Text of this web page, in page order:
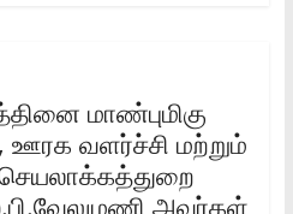
மாண்புமிகு
ஊரக வளர்ச்சி மற்றும்‌
செயலாக்கத்துறை
அவர்கள்‌